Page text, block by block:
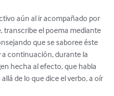
aún al ir acompañado por
transcribe el poema mediante
que se saboree éste
continuación, durante la
hecha al efecto, que habla
de lo que dice el verbo, a oír